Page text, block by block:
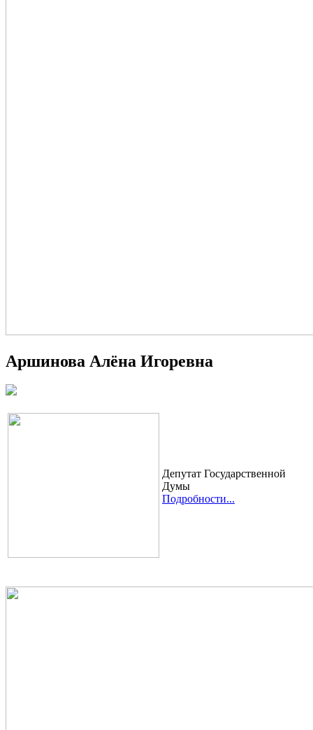
Аршинова Алёна Игоревна
Депутат Государственной
Думы
Подробности...